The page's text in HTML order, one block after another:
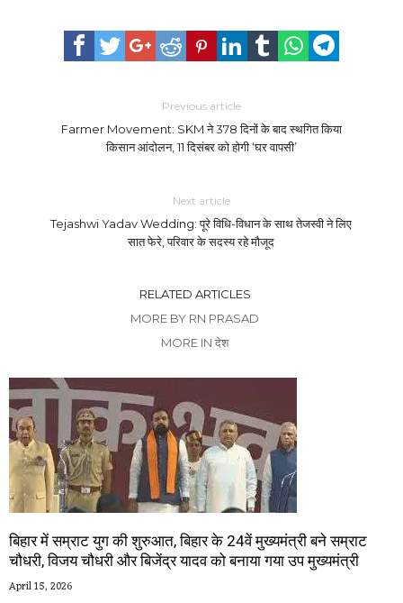
Previous article
Farmer Movement: SKM ने 378 दिनों के बाद स्थगित किया
किसान आंदोलन, 11 दिसंबर को होगी ‘घर वापसी’
Next article
Tejashwi Yadav Wedding: पूरे विधि-विधान के साथ तेजस्वी ने लिए
सात फेरे, परिवार के सदस्य रहे मौजूद
RELATED ARTICLES
MORE BY RN PRASAD
MORE IN देश
बिहार में सम्राट युग की शुरुआत, बिहार के 24वें मुख्यमंत्री बने सम्राट
चौधरी, विजय चौधरी और बिजेंद्र यादव को बनाया गया उप मुख्यमंत्री
April 15, 2026